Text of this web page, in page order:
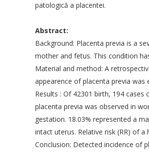
patologică a placentei.
Abstract:
Background: Placenta previa is a
mother and fetus. This condition
Material and method: A
appearence of placenta previa was
Results : Of 42301 birth, 194
placenta previa was observed in
gestation. 18.03% represented a
intact uterus. Relative risk (RR) of
Conclusion: Detected incidence of
Adresa:Intrarea Gliei nr. 8, sect.
014128, Bucuresti
CUI: 10141368
E-mail:conducerea.sogr@gmail.com
admin@sogr.ro
PARTENER